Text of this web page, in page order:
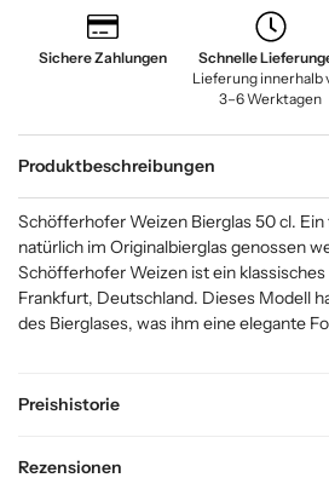
Sichere Zahlungen
Schnelle
Lieferung innerhalb
3–6 Werktagen
Produktbeschreibungen
Preishistorie
Rezensionen
Schöfferhofer Weizen Bierglas 50 cl.
natürlich im Originalbierglas genossen
Schöfferhofer Weizen ist ein
Frankfurt, Deutschland. Dieses Modell
des Bierglases, was ihm eine elegante